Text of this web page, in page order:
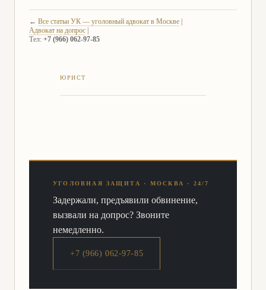
← Все статьи УК — уголовный адвокат в Москве
Адвокат на допрос
Тел: +7 (966) 062-97-85
УГОЛОВНАЯ ЗАЩИТА · МОСКВА · 24/7
Задержали, предъявили обвинение,
вызвали на допрос? Звоните
немедленно.
+7 (966) 062-97-85